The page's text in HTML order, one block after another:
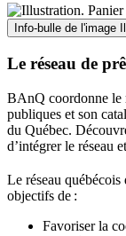
Info-bulle de l'image
Le réseau de
BAnQ coordonne le
publiques et son
du Québec.
d’intégrer le réseau
Le réseau
objectifs de :
Favoriser la